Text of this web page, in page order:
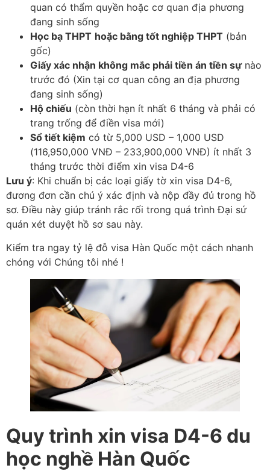
quan có thẩm quyền hoặc cơ quan địa phương
đang sinh sống
Học bạ THPT hoặc bằng tốt nghiệp THPT (bản
gốc)
Giấy xác nhận không mắc phải tiền án tiền sựnào
trước đó (Xin tại cơ quan công an địa phương
đang sinh sống)
Hộ chiếu (còn thời hạn ít nhất 6 tháng và phải có
trang trống để điền visa mới)
Sổ tiết kiệm có từ 5,000 USD – 1,000 USD
(116,950,000 VNĐ – 233,900,000 VNĐ) ít nhất 3
tháng trước thời điểm xin visa D4-6
Lưu ý: Khi chuẩn bị các loại giấy tờ xin visa D4-6,
đương đơn cần chú ý xác định và nộp đầy đủ trong hồ
sơ. Điều này giúp tránh rắc rối trong quá trình Đại sứ
quán xét duyệt hồ sơ sau này.
Kiểm tra ngay tỷ lệ đỗ visa Hàn Quốc một cách nhanh
chóng với Chúng tôi nhé !
Quy trình xin visa D4-6 du
học nghề Hàn Quốc